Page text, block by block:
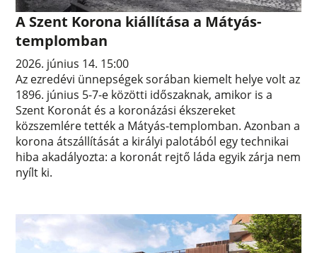
A Szent Korona kiállítása a Mátyás-
templomban
2026. június 14. 15:00
Az ezredévi ünnepségek sorában kiemelt helye volt az
1896. június 5-7-e közötti időszaknak, amikor is a
Szent Koronát és a koronázási ékszereket
közszemlére tették a Mátyás-templomban. Azonban a
korona átszállítását a királyi palotából egy technikai
hiba akadályozta: a koronát rejtő láda egyik zárja nem
nyílt ki.